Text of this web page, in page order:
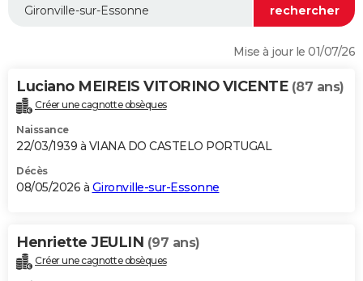
Guides de France
Escapades
Patrimoine
Expositions
Musées
Week-end nature
LIFESTYLE
Alimentation
Guide de la santé
Maladies
Médicaments
Sommeil
VOYAGE
Destinations
City break
Voyage nature
Voyage de noces
Forum
Climat
+PHOTO
GUIDES D'ACHAT
BONS PLANS
Carte de Noël
Carte Bonne année
Carte Saint-Valentin
Carte Pâques
Carte d'anniversaire
DICTIONNAIRE
PROGRAMME TV
Mise à jour le 01/07/26
Luciano MEIREIS VITORINO VICENTE (87 ans)
Créer une cagnotte obsèques
Naissance
22/03/1939 à VIANA DO CASTELO PORTUGAL
Décès
08/05/2026 à Gironville-sur-Essonne
Henriette JEULIN (97 ans)
Créer une cagnotte obsèques